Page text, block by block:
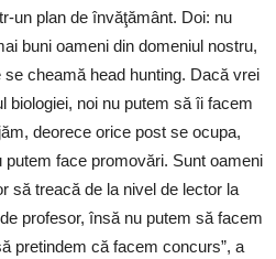
un plan de învăţământ. Doi: nu
buni oameni din domeniul nostru,
cheamă head hunting. Dacă vrei
biologiei, noi nu putem să îi facem
deorece orice post se ocupa,
face promovări. Sunt oameni
să treacă de la nivel de lector la
profesor, însă nu putem să facem
pretindem că facem concurs”, a